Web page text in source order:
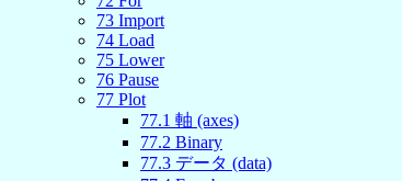
73 Import
74 Load
75 Lower
76 Pause
77 Plot
77.1 軸 (axes)
77.2 Binary
77.3 データ (data)